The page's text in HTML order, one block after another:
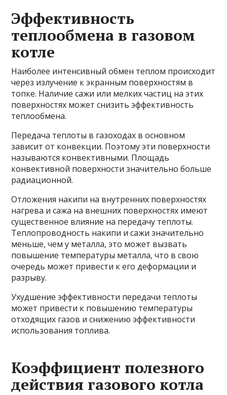
Эффективность
теплообмена в газовом
котле
Наиболее интенсивный обмен теплом происходит
через излучение к экранным поверхностям в
топке. Наличие сажи или мелких частиц на этих
поверхностях может снизить эффективность
теплообмена.
Передача теплоты в газоходах в основном
зависит от конвекции. Поэтому эти поверхности
называются конвективными. Площадь
конвективной поверхности значительно больше
радиационной.
Отложения накипи на внутренних поверхностях
нагрева и сажа на внешних поверхностях имеют
существенное влияние на передачу теплоты.
Теплопроводность накипи и сажи значительно
меньше, чем у металла, это может вызвать
повышение температуры металла, что в свою
очередь может привести к его деформации и
разрыву.
Ухудшение эффективности передачи теплоты
может привести к повышению температуры
отходящих газов и снижению эффективности
использования топлива.
Коэффициент полезного
действия газового котла